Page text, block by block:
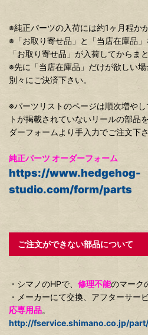
※純正パーツの入荷には約1ヶ月程か
※「お取り寄せ品」と「当店在庫品」
「お取り寄せ品」が入荷してからま
※先に「当店在庫品」だけが欲しい
別々にご決済下さい。
※パーツリストのページは順次増や
トが掲載されていないリールの部品
ダーフォームより手入力でご注文下さ
純正パーツ オーダーフォーム
https://www.hedgehog-
studio.com/form/parts
ご注文ができない部品について
・シマノのHPで、 修理不能のマーク
・メーカーにて交換、アフターサー
応専用品。
http://fservice.shimano.co.jp/